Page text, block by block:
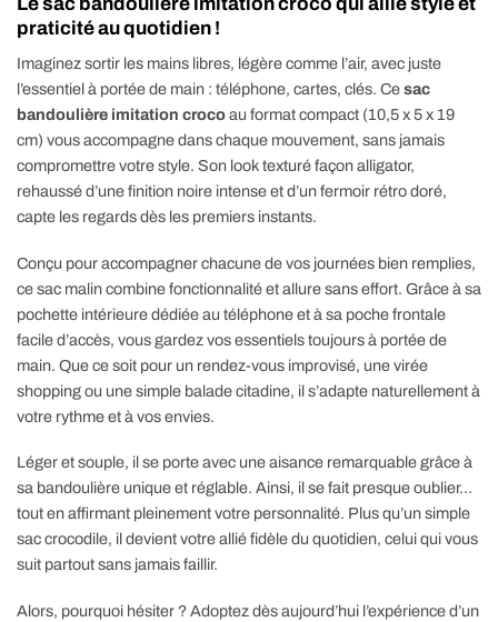
Le sac bandoulière imitation croco qui allie style et
praticité au quotidien !
Imaginez sortir les mains libres, légère comme l’air, avec juste
l’essentiel à portée de main : téléphone, cartes, clés. Cesac
bandoulière imitation crocoau format compact (10,5 x 5 x 19
cm) vous accompagne dans chaque mouvement, sans jamais
compromettre votre style. Son look texturé façon alligator,
rehaussé d’une finition noire intense et d’un fermoir rétro doré,
capte les regards dès les premiers instants.
Conçu pour accompagner chacune de vos journées bien remplies,
ce sac malin combine fonctionnalité et allure sans effort. Grâce à sa
pochette intérieure dédiée au téléphone et à sa poche frontale
facile d’accès, vous gardez vos essentiels toujours à portée de
main. Que ce soit pour un rendez-vous improvisé, une virée
shopping ou une simple balade citadine, il s’adapte naturellement à
votre rythme et à vos envies.
Léger et souple, il se porte avec une aisance remarquable grâce à
sa bandoulière unique et réglable. Ainsi, il se fait presque oublier…
tout en affirmant pleinement votre personnalité. Plus qu’un simple
sac crocodile, il devient votre allié fidèle du quotidien, celui qui vous
suit partout sans jamais faillir.
Alors, pourquoi hésiter ? Adoptez dès aujourd’hui l’expérience d’un